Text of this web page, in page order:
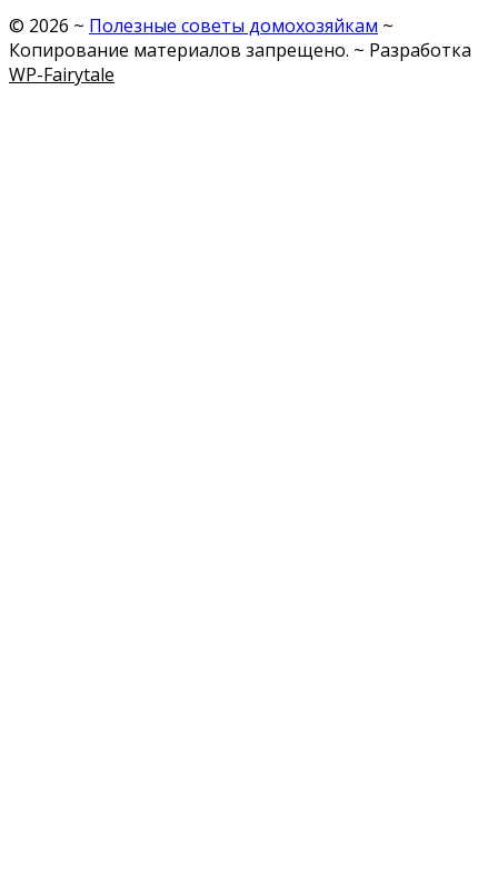
© 2026 ~ Полезные советы домохозяйкам ~
Копирование материалов запрещено. ~ Разработка
WP-Fairytale